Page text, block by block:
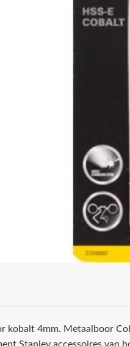
kobalt 4mm. Metaalboor